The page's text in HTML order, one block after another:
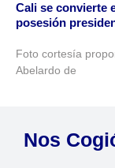
Cali se convierte
posesión
Foto cortesía
Abelardo de
Nos